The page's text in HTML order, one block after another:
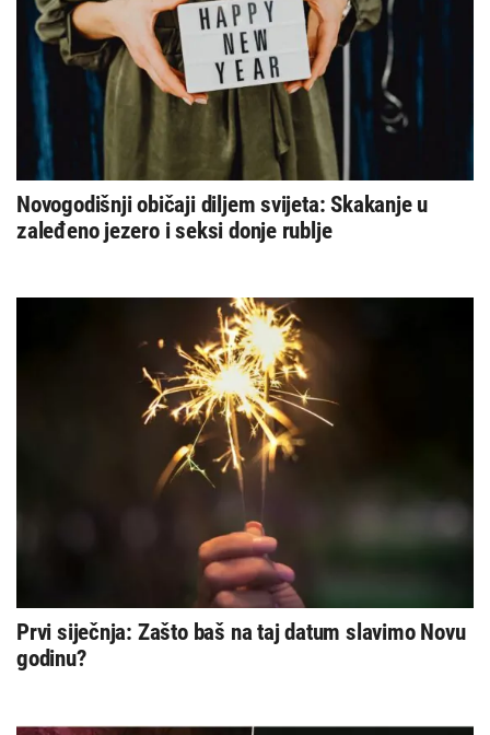
Novogodišnji običaji diljem svijeta: Skakanje u
zaleđeno jezero i seksi donje rublje
Prvi siječnja: Zašto baš na taj datum slavimo Novu
godinu?